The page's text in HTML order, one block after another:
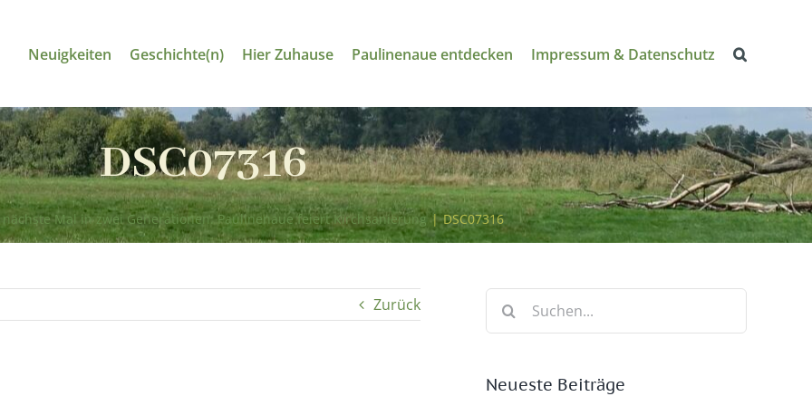
Neuigkeiten Geschichte(n) Hier Zuhause Paulinenaue entdecken Impressum & Datenschutz
DSC07316
nächste Mal in zwei Generationen: Paulinenaue feiert Kirchsanierung | DSC07316
Zurück
Suche
Neueste Beiträge